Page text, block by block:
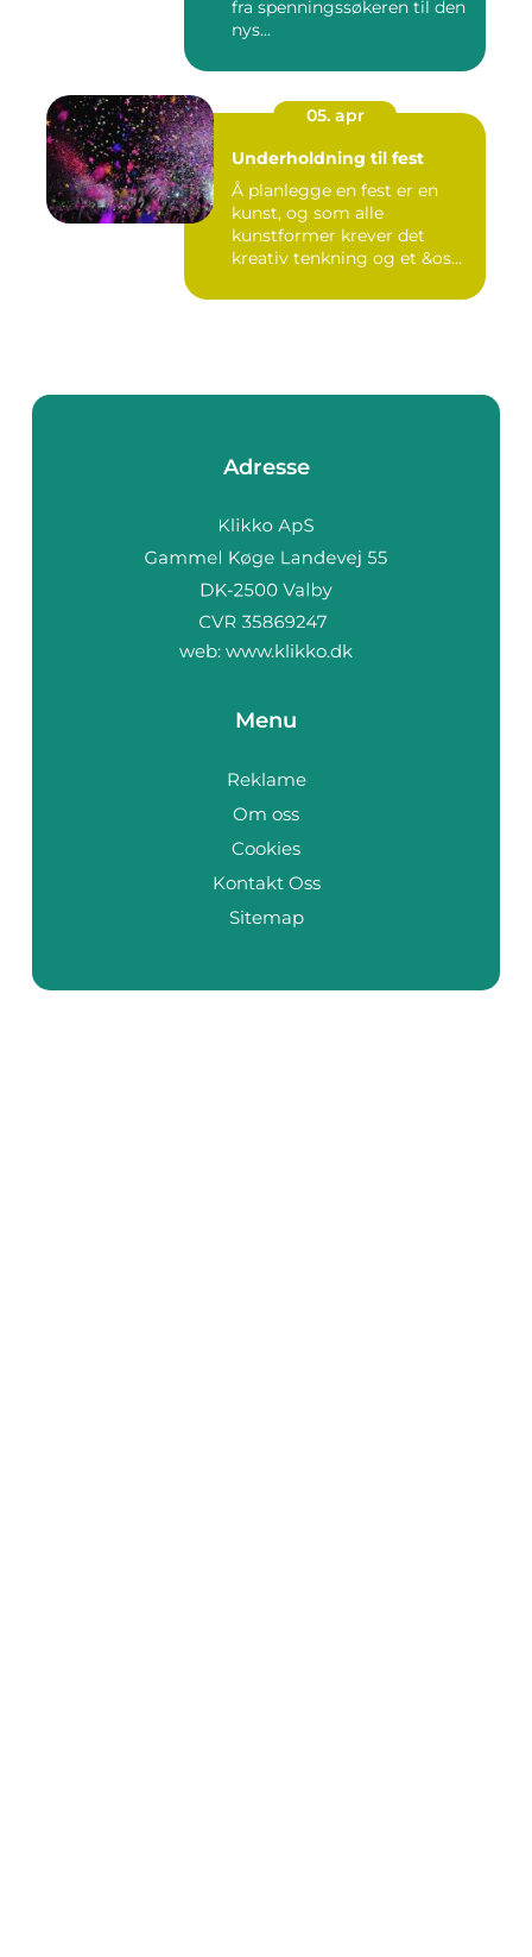
fra spenningssøkeren til den
nys...
05. apr
Underholdning til fest
Å planlegge en fest er en
kunst, og som alle
kunstformer krever det
kreativ tenkning og et &os...
Adresse
web: www.klikko.dk
Menu
Reklame
Om oss
Cookies
Kontakt Oss
Sitemap